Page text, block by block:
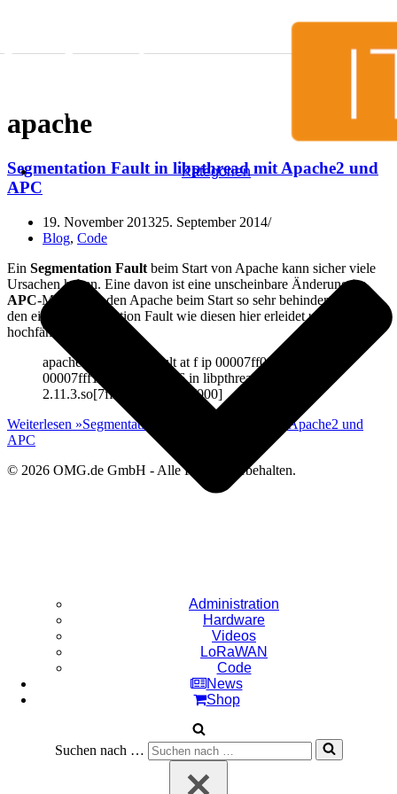
Kategorien
Administration
Hardware
Videos
LoRaWAN
Code
News
Shop
Suchen nach …
apache
Segmentation Fault in libpthread mit Apache2 und
APC
19. November 201325. September 2014
Blog, Code
Ein Segmentation Fault beim Start von Apache kann sicher viele
Ursachen haben. Eine davon ist eine unscheinbare Änderung im
APC-Modul, die den Apache beim Start so sehr behindert, dass er
den einen Segmentation Fault wie diesen hier erleidet und nicht
hochfährt:
apache2[2938]: segfault at f ip 00007ff081777854 sp
00007fff1f579a70 error 6 in libpthread-
2.11.3.so[7ff08176f000+17000]
Weiterlesen »Segmentation Fault in libpthread mit Apache2 und
APC
© 2026 OMG.de GmbH - Alle Rechte vorbehalten.